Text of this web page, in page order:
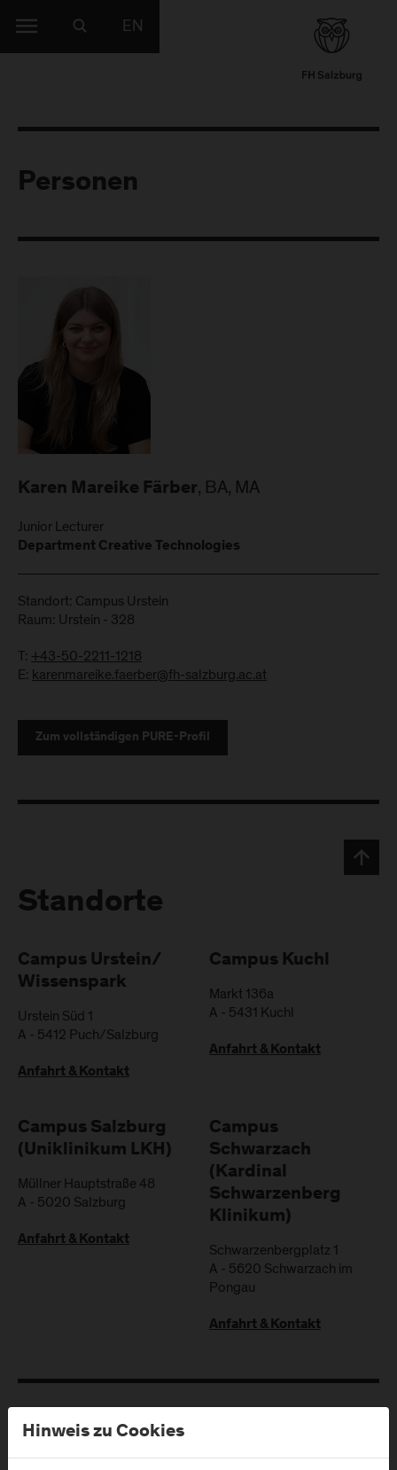
EN
Personen
Karen Mareike Färber, BA, MA
Junior Lecturer
Department Creative Technologies
Standort: Campus Urstein
Raum: Urstein - 328
T: +43-50-2211-1218
E: karenmareike.faerber@fh-salzburg.ac.at
Zum vollständigen PURE-Profil
Standorte
Campus Urstein/
Wissenspark
Urstein Süd 1
A - 5412 Puch/Salzburg
Anfahrt & Kontakt
Campus Kuchl
Markt 136a
A - 5431 Kuchl
Anfahrt & Kontakt
Campus Salzburg
(Uniklinikum LKH)
Müllner Hauptstraße 48
A - 5020 Salzburg
Anfahrt & Kontakt
Campus
Schwarzach
(Kardinal
Schwarzenberg
Klinikum)
Schwarzenbergplatz 1
A - 5620 Schwarzach im
Pongau
Anfahrt & Kontakt
Newsletter
Hinweis zu Cookies